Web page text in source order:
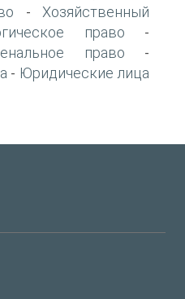
- Хозяйственный
право -
право -
- Юридические лица